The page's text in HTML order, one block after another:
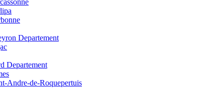
Departement
Departement
Andre-de-Roquepertuis